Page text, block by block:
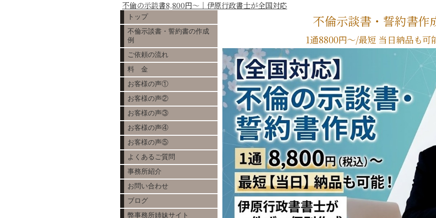
不倫の示談書8,800円～｜伊原行政書士が全国対応
不倫示談書・誓約書作
1通8800円～/最短 当日納品も可
トップ
不倫示談書・誓約書の作成
例
ご依頼の流れ
料 金
お客様の声①
お客様の声②
お客様の声③
お客様の声④
お客様の声⑤
よくあるご質問
事務所紹介
お問い合わせ
ブログ
弊事務所姉妹サイト